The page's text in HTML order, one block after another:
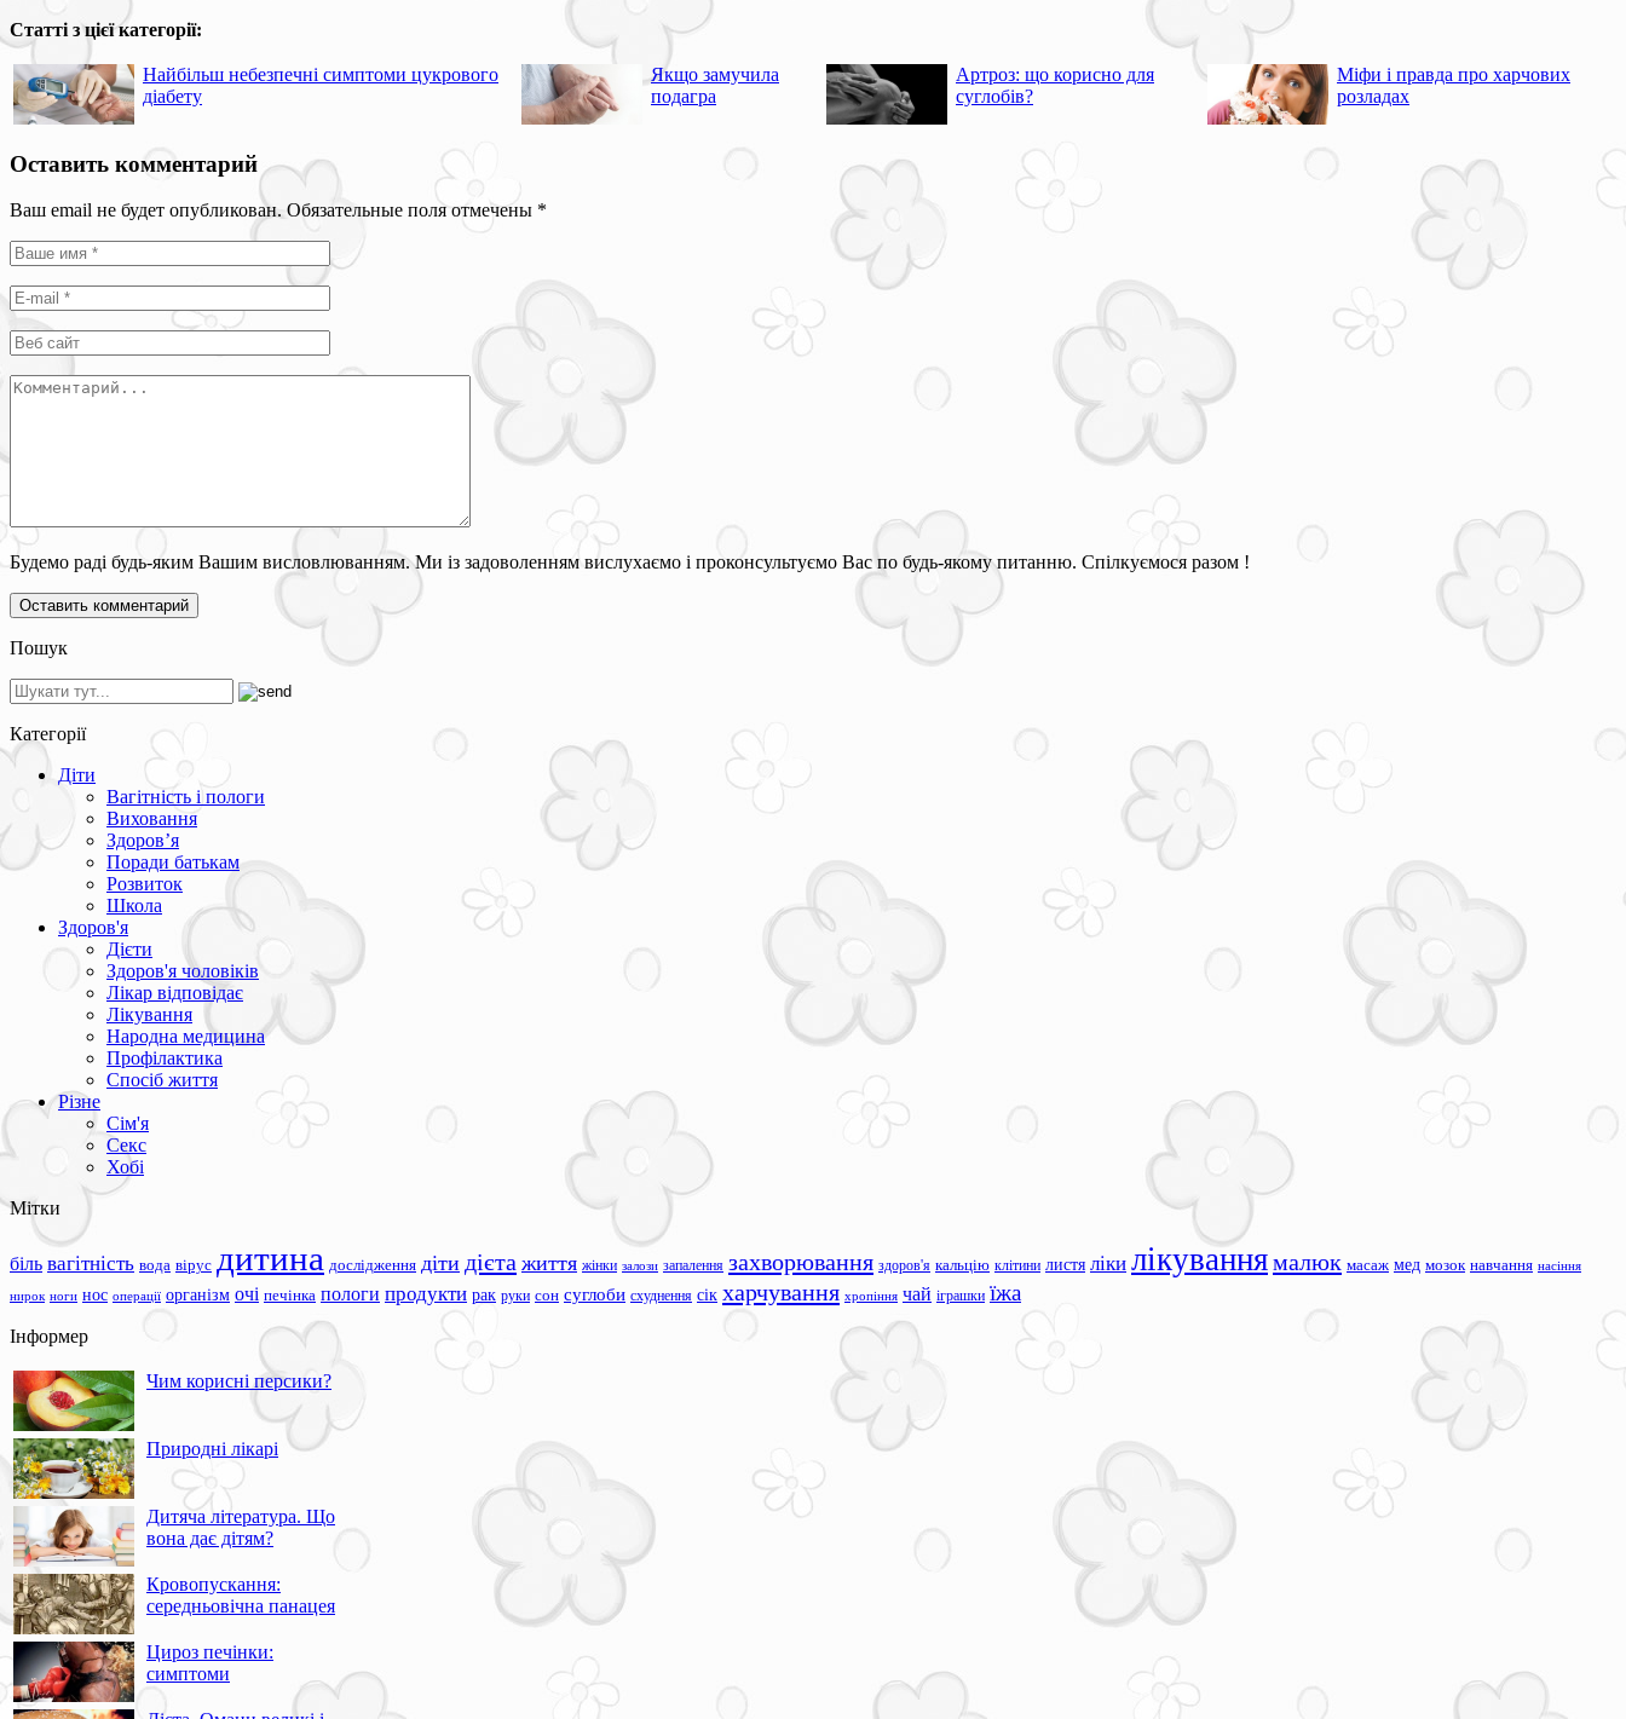
Статті з цієї категорії:
Найбільш небезпечні симптоми цукрового
діабету
Якщо замучила
подагра
Артроз: що корисно для
суглобів?
Міфи і правда про харчових
розладах
Оставить комментарий
Ваш email не будет опубликован. Обязательные поля отмечены *
Будемо раді будь-яким Вашим висловлюванням. Ми із задоволенням вислухаємо і проконсультуємо Вас по будь-якому питанню. Спілкуємося разом !
Пошук
Категорії
Діти
Вагітність і пологи
Виховання
Здоров’я
Поради батькам
Розвиток
Школа
Здоров'я
Дієти
Здоров'я чоловіків
Лікар відповідає
Лікування
Народна медицина
Профілактика
Спосіб життя
Різне
Сім'я
Секс
Хобі
Мітки
біль вагітність вода вірус дитина дослідження діти дієта життя жінки залози запалення захворювання здоров'я кальцію клітини листя ліки лікуваннямалюк масаж мед мозок навчання насіння
нирок ноги нос операції організм очі печінка пологи продукти рак руки сон суглоби схуднення сік харчування хропіння чай іграшки їжа
Інформер
Чим корисні персики?
Природні лікарі
Дитяча література. Що
вона дає дітям?
Кровопускання:
середньовічна панацея
Цироз печінки:
симптоми